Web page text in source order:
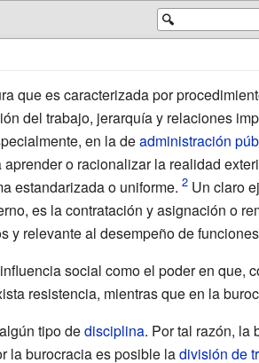
🔍
que es caracterizada por
del trabajo, jerarquía y relaciones
en la deadministración
o racionalizar la realidad
estandarizada o uniforme. Un claro
es la contratación y asignación o
y relevante al desempeño de
social como el poder en que,
resistencia, mientras que en la
tipo dedisciplina. Por tal razón, la
la burocracia es posible ladivisión de